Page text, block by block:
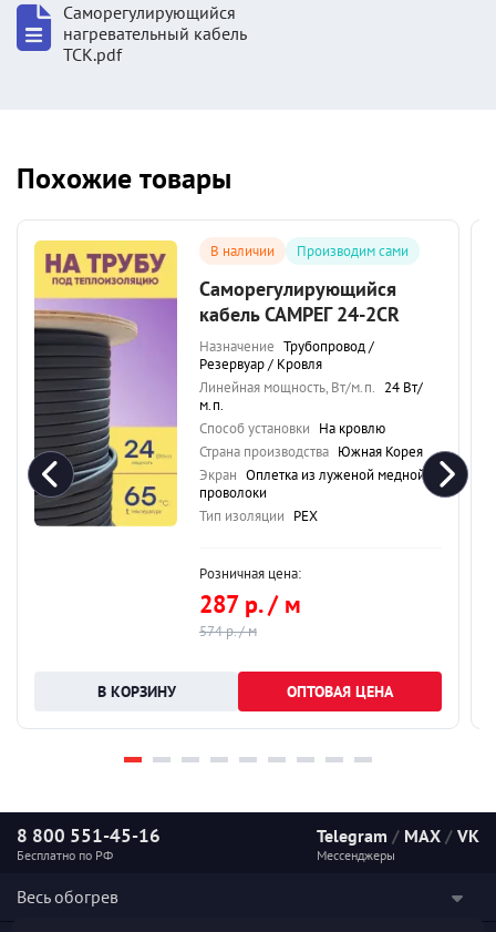
Саморегулирующийся
нагревательный кабель
ТСК.pdf
Похожие товары
В наличии Производим сами
Саморегулирующийся
кабель САМРЕГ 24-2CR
Назначение Трубопровод /
Резервуар / Кровля
Линейная мощность, Вт/м.п. 24 Вт/
м.п.
Способ установки На кровлю
Страна производства Южная Корея
Экран Оплетка из луженой медной
проволоки
Тип изоляции PEX
Розничная цена:
287 р. / м
574 р. / м
ОПТОВАЯ ЦЕНА
8 800 551-45-16
Бесплатно по РФ
Telegram / MAX / VK
Мессенджеры
Весь обогрев